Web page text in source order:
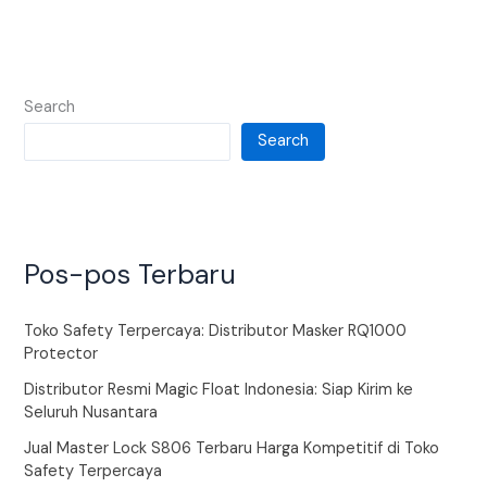
Search
Search
Pos-pos Terbaru
Toko Safety Terpercaya: Distributor Masker RQ1000
Protector
Distributor Resmi Magic Float Indonesia: Siap Kirim ke
Seluruh Nusantara
Jual Master Lock S806 Terbaru Harga Kompetitif di Toko
Safety Terpercaya